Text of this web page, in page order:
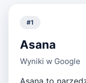
#1
Asana
Wyniki w Google
Asana to